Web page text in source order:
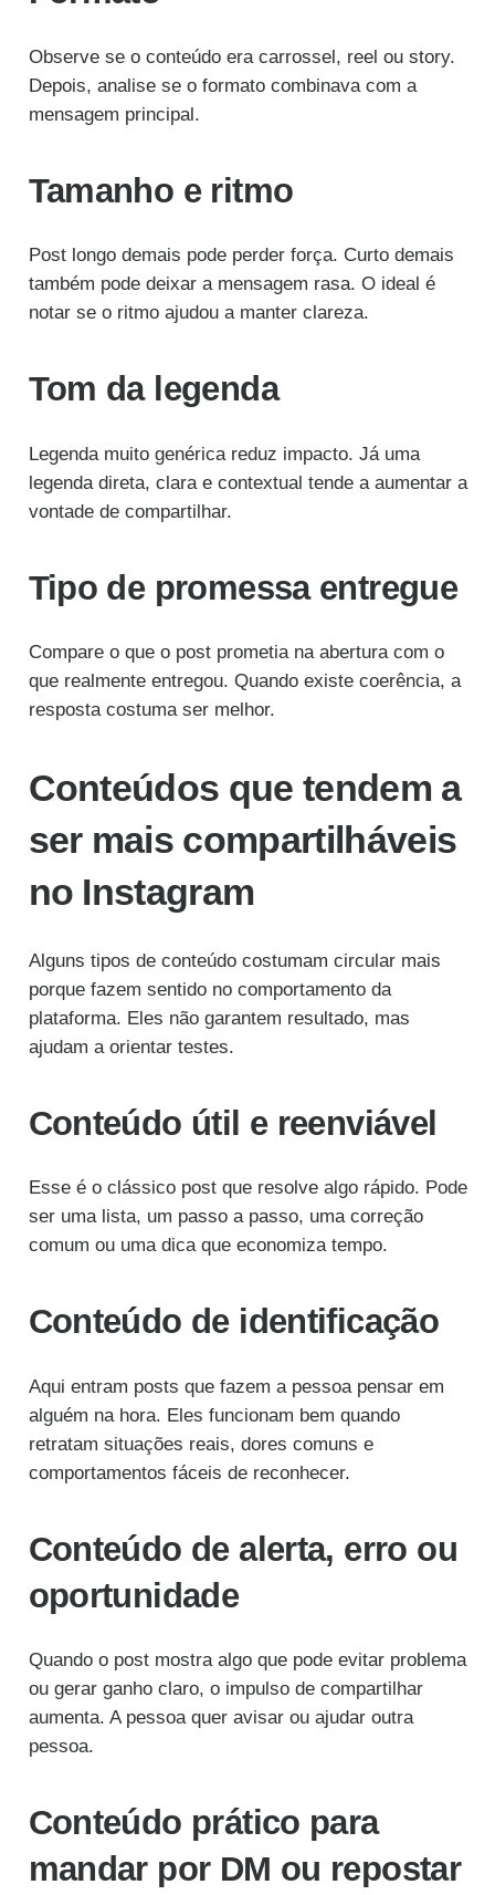
Observe se o conteúdo era carrossel, reel ou story.
Depois, analise se o formato combinava com a
mensagem principal.
Tamanho e ritmo
Post longo demais pode perder força. Curto demais
também pode deixar a mensagem rasa. O ideal é
notar se o ritmo ajudou a manter clareza.
Tom da legenda
Legenda muito genérica reduz impacto. Já uma
legenda direta, clara e contextual tende a aumentar a
vontade de compartilhar.
Tipo de promessa entregue
Compare o que o post prometia na abertura com o
que realmente entregou. Quando existe coerência, a
resposta costuma ser melhor.
Conteúdos que tendem a
ser mais compartilháveis
no Instagram
Alguns tipos de conteúdo costumam circular mais
porque fazem sentido no comportamento da
plataforma. Eles não garantem resultado, mas
ajudam a orientar testes.
Conteúdo útil e reenviável
Esse é o clássico post que resolve algo rápido. Pode
ser uma lista, um passo a passo, uma correção
comum ou uma dica que economiza tempo.
Conteúdo de identificação
Aqui entram posts que fazem a pessoa pensar em
alguém na hora. Eles funcionam bem quando
retratam situações reais, dores comuns e
comportamentos fáceis de reconhecer.
Conteúdo de alerta, erro ou
oportunidade
Quando o post mostra algo que pode evitar problema
ou gerar ganho claro, o impulso de compartilhar
aumenta. A pessoa quer avisar ou ajudar outra
pessoa.
Conteúdo prático para
mandar por DM ou repostar